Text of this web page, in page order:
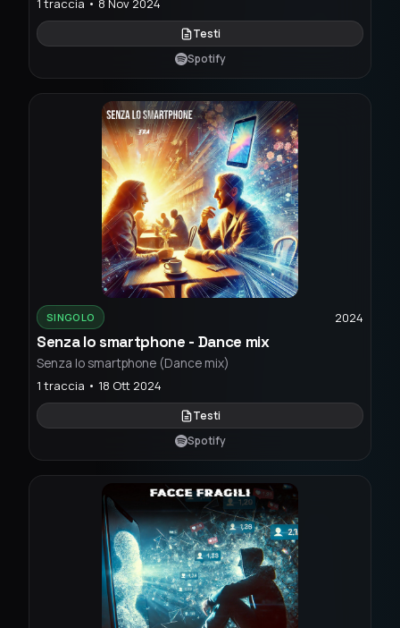
1 traccia • 8 Nov 2024
Testi
Spotify
SINGOLO 2024
Senza lo smartphone - Dance mix
Senza lo smartphone (Dance mix)
1 traccia • 18 Ott 2024
Testi
Spotify